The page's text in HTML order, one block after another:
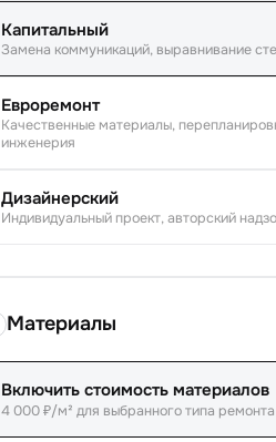
Капитальный
Замена коммуникаций, выравнивание
Евроремонт
Качественные материалы,
инженерия
Дизайнерский
Индивидуальный проект, авторский
Материалы
Включить стоимость материалов
4 000 ₽/м² для выбранного типа ремонта